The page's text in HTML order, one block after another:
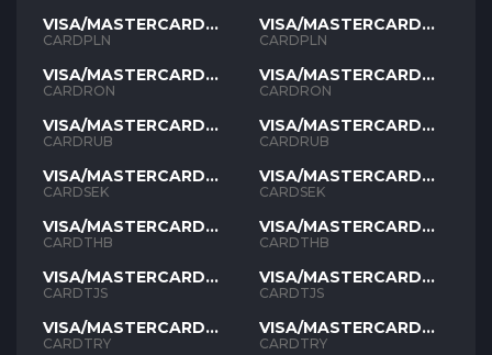
VISA/MASTERCARD
PLN
CARDPLN
VISA/MASTERCARD
RON
CARDRON
VISA/MASTERCARD
RUB
CARDRUB
VISA/MASTERCARD
SEK
CARDSEK
VISA/MASTERCARD
THB
CARDTHB
VISA/MASTERCARD
TJS
CARDTJS
VISA/MASTERCARD
TYR
CARDTRY
VISA/MASTERCARD
PLN
CARDPLN
VISA/MASTERCARD
RON
CARDRON
VISA/MASTERCARD
RUB
CARDRUB
VISA/MASTERCARD
SEK
CARDSEK
VISA/MASTERCARD
THB
CARDTHB
VISA/MASTERCARD
TJS
CARDTJS
VISA/MASTERCARD
TYR
CARDTRY